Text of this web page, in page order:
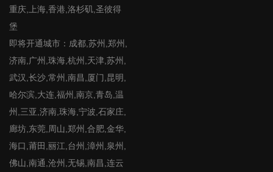
重庆,上海,香港,洛杉矶,圣彼得
堡
即将开通城市：成都,苏州,郑州,
济南,广州,珠海,杭州,天津,苏州,
武汉,长沙,常州,南昌,厦门,昆明,
哈尔滨,大连,福州,南京,青岛,温
州,三亚,济南,珠海,宁波,石家庄,
廊坊,东莞,周山,郑州,合肥,金华,
海口,莆田,丽江,台州,漳州,泉州,
佛山,南通,沧州,无锡,南昌,连云